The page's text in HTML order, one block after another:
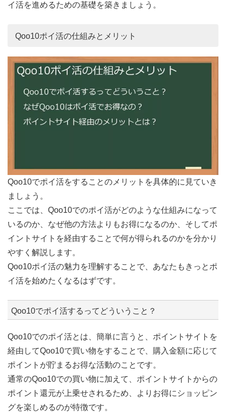
イ活を進めるための基礎を築きましょう。
Qoo10ポイ活の仕組みとメリット
Qoo10でポイ活をすることのメリットを具体的に見ていき
ましょう。
ここでは、Qoo10でのポイ活がどのような仕組みになって
いるのか、なぜ他の方法よりもお得になるのか、そしてポ
イントサイトを経由することで何が得られるのかを分かり
やすく解説します。
Qoo10ポイ活の魅力を理解することで、あなたもきっとポ
イ活を始めたくなるはずです。
Qoo10でポイ活するってどういうこと？
Qoo10でのポイ活とは、簡単に言うと、ポイントサイトを
経由してQoo10で買い物をすることで、購入金額に応じて
ポイントが貯まるお得な活動のことです。
通常のQoo10での買い物に加えて、ポイントサイトからの
ポイント還元が上乗せされるため、よりお得にショッピン
グを楽しめるのが特徴です。